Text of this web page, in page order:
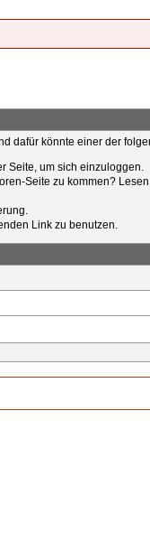
dafür könnte einer der
Seite, um sich einzuloggen.
Seite zu kommen?
Link zu benutzen.